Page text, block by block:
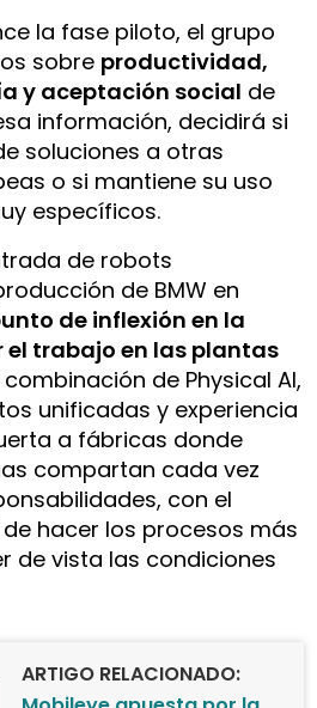
la fase piloto, el grupo
sobre productividad,
y aceptación social de
información, decidirá si
soluciones a otras
o si mantiene su uso
específicos.
de robots
de BMW en
de inflexión en la
el trabajo en las plantas
combinación de Physical AI,
unificadas y experiencia
a fábricas donde
compartan cada vez
con el
hacer los procesos más
de vista las condiciones
ARTIGO RELACIONADO: